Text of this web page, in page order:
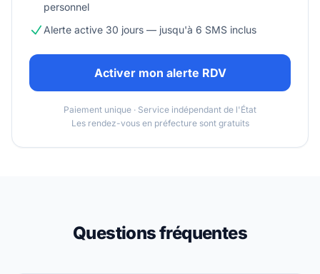
personnel
Alerte active 30 jours — jusqu'à 6 SMS inclus
Activer mon alerte RDV
Paiement unique · Service indépendant de l'État
Les rendez-vous en préfecture sont gratuits
Questions fréquentes